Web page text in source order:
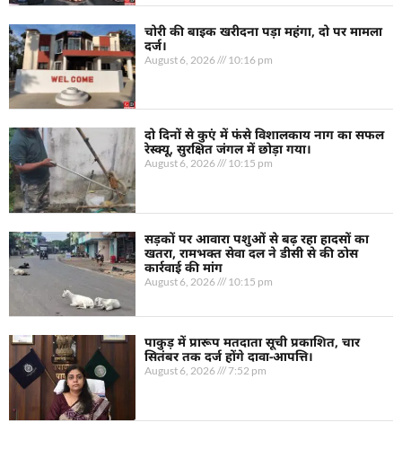
चोरी की बाइक खरीदना पड़ा महंगा, दो पर मामला
दर्ज।
August 6, 2026 10:16 pm
दो दिनों से कुएं में फंसे विशालकाय नाग का सफल
रेस्क्यू, सुरक्षित जंगल में छोड़ा गया।
August 6, 2026 10:15 pm
सड़कों पर आवारा पशुओं से बढ़ रहा हादसों का
खतरा, रामभक्त सेवा दल ने डीसी से की ठोस
कार्रवाई की मांग
August 6, 2026 10:15 pm
पाकुड़ में प्रारूप मतदाता सूची प्रकाशित, चार
सितंबर तक दर्ज होंगे दावा-आपत्ति।
August 6, 2026 7:52 pm